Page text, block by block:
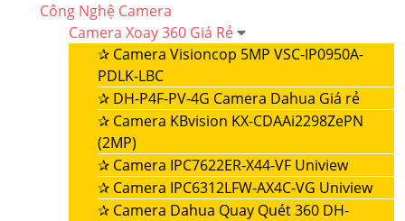
Công Nghệ Camera
Camera Xoay 360 Giá Rẻ
✰ Camera Visioncop 5MP VSC-IP0950A-
PDLK-LBC
✰ DH-P4F-PV-4G Camera Dahua Giá rẻ
✰ Camera KBvision KX-CDAAi2298ZePN
(2MP)
✰ Camera IPC7622ER-X44-VF Uniview
✰ Camera IPC6312LFW-AX4C-VG Uniview
✰ Camera Dahua Quay Quét 360 DH-